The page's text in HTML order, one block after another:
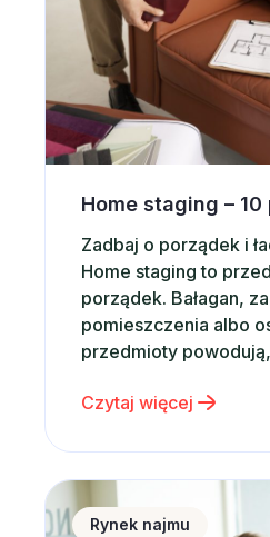
Zadbaj o porządek i
Home staging to
porządek. Bałagan,
pomieszczenia albo
przedmioty
oferty. Zadbaj więc o
uporządkowany i
natychmiastowego
wtedy zwiększysz
Czytaj więcej
RentPlanet dołączą do
Rynek najmu